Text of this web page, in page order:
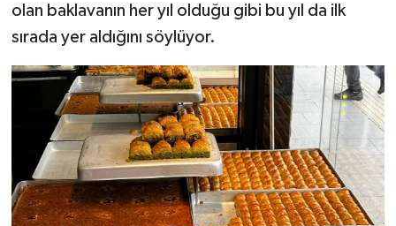
olan baklavanın her yıl olduğu gibi bu yıl da ilk
sırada yer aldığını söylüyor.